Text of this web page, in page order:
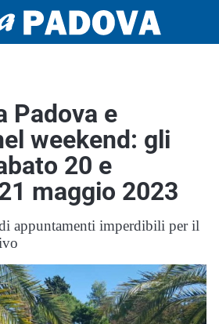
Padova e
weekend: gli
20 e
maggio 2023
appuntamenti imperdibili per il